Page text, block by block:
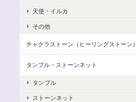
天使・イルカ
その他
チャクラストーン（ヒーリングストーン）
タンブル・ストーンネット
タンブル
ストーンネット